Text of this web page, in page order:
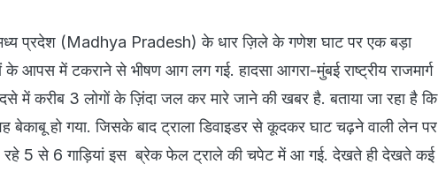
प्रदेश (Madhya Pradesh) के धार ज़िले के गणेश घाट पर एक बड़ा
के आपस में टकराने से भीषण आग लग गई. हादसा आगरा-मुंबई राष्ट्रीय राजमार्ग
में करीब 3 लोगों के ज़िंदा जल कर मारे जाने की खबर है. बताया जा रहा है कि
बेकाबू हो गया. जिसके बाद ट्राला डिवाइडर से कूदकर घाट चढ़ने वाली लेन पर
रहे 5 से 6 गाड़ियां इस ब्रेक फेल ट्राले की चपेट में आ गई. देखते ही देखते कई